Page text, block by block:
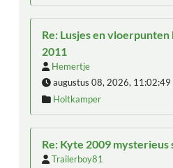
Re: Lusjes en
2011
Hemertje
augustus 08, 2026, 11:02:49
Holtkamper
Re: Kyte 2009 mysterieus
Trailerboy81